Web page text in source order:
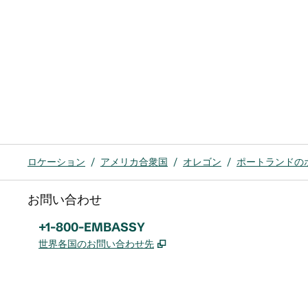
ロケーション / アメリカ合衆国 / オレゴン / ポートランドの
お問い合わせ
電話：
+1-800-EMBASSY
世界各国のお問い合わせ先 ,